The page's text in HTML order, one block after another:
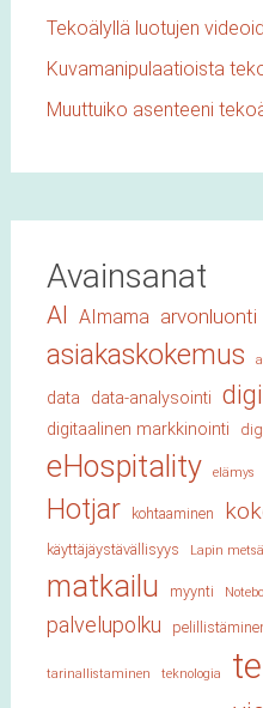
Tekoälyllä luotujen
Kuvamanipulaatioista
Muuttuiko asenteeni
Avainsanat
AI AImama arvonluonti
asiakaskokemus
data data-analysointi
digitaalinen markkinointi
eHospitality elämys
Hotjar kohtaaminen
käyttäjäystävällisyys
Lapin
matkailu myynti
palvelupolku
tarinallistaminen teknologia